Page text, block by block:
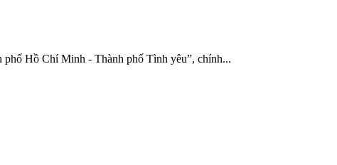
Hồ Chí Minh - Thành phố Tình yêu”, chính...